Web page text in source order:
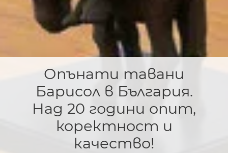
Опънати тавани
Барисол в България.
Над 20 години опит,
коректност и
качество!